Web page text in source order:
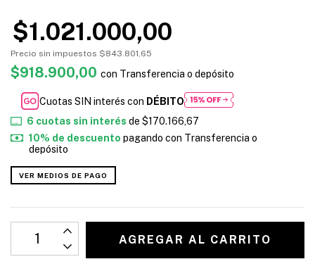
$1.021.000,00
Precio sin impuestos $843.801,65
$918.900,00 con Transferencia o depósito
Cuotas SIN interés con DÉBITO
6 cuotas sin interés de $170.166,67
10% de descuento pagando con Transferencia o
depósito
VER MEDIOS DE PAGO